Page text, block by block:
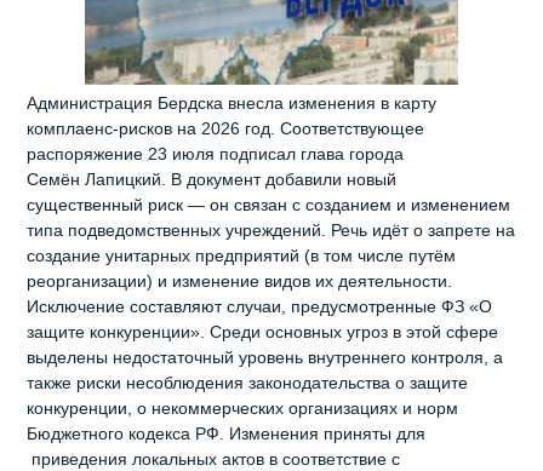
Администрация Бердска внесла изменения в карту
комплаенс‑рисков на 2026 год. Соответствующее
распоряжение 23 июля подписал глава города
Семён Лапицкий. В документ добавили новый
существенный риск — он связан с созданием и изменением
типа подведомственных учреждений. Речь идёт о запрете на
создание унитарных предприятий (в том числе путём
реорганизации) и изменение видов их деятельности.
Исключение составляют случаи, предусмотренные ФЗ «О
защите конкуренции». Среди основных угроз в этой сфере
выделены недостаточный уровень внутреннего контроля, а
также риски несоблюдения законодательства о защите
конкуренции, о некоммерческих организациях и норм
Бюджетного кодекса РФ. Изменения приняты для
приведения локальных актов в соответствие с